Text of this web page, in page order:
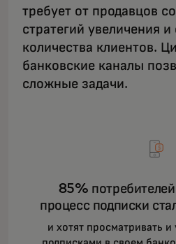
требует от продавцов
стратегий увеличения
количества клиентов.
банковские каналы
сложные задачи.
85%
процесс подписки
и хотят просматривать